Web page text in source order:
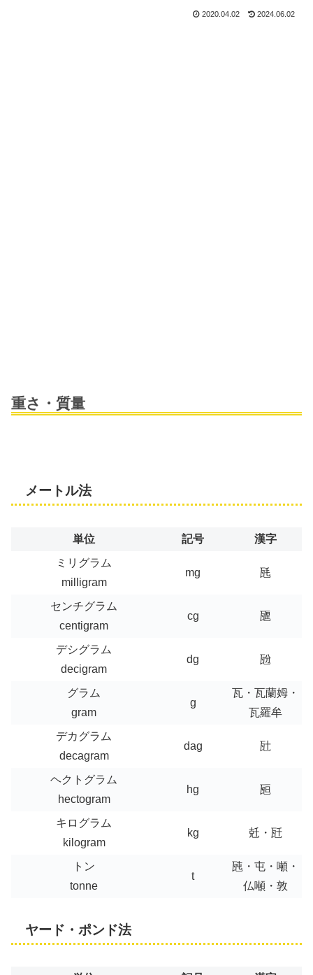
2020.04.02 2024.06.02
重さ・質量
メートル法
単位 記号
漢字
ミリグラム
milligram
mg 瓱
センチグラム
centigram
cg 甅
デシグラム
decigram
dg 瓰
グラム
gram
g
瓦・瓦蘭姆・
瓦羅牟
デカグラム
decagram
dag 瓧
ヘクトグラム
hectogram
hg 瓸
キログラム
kilogram
kg 兛・瓩
トン
tonne
t
瓲・屯・噸・
仏噸・敦
ヤード・ポンド法